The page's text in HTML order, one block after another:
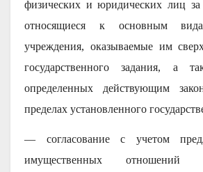
физических и юридических лиц за
относящиеся к основным
учреждения, оказываемые им
государственного задания, а
определенных действующим
пределах установленного
— согласование с учетом
имущественных отношений